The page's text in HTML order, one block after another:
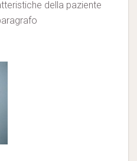
della paziente